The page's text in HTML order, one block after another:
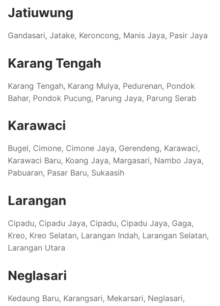
Jatiuwung
Gandasari, Jatake, Keroncong, Manis Jaya, Pasir Jaya
Karang Tengah
Karang Tengah, Karang Mulya, Pedurenan, Pondok
Bahar, Pondok Pucung, Parung Jaya, Parung Serab
Karawaci
Bugel, Cimone, Cimone Jaya, Gerendeng, Karawaci,
Karawaci Baru, Koang Jaya, Margasari, Nambo Jaya,
Pabuaran, Pasar Baru, Sukaasih
Larangan
Cipadu, Cipadu Jaya, Cipadu, Cipadu Jaya, Gaga,
Kreo, Kreo Selatan, Larangan Indah, Larangan Selatan,
Larangan Utara
Neglasari
Kedaung Baru, Karangsari, Mekarsari, Neglasari,